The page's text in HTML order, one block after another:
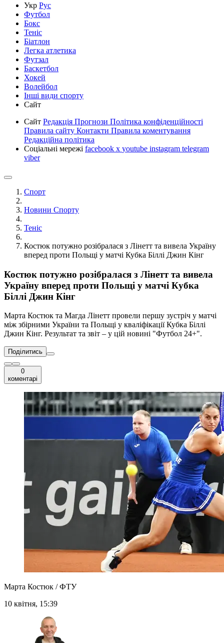
Укр Рус
Футбол
Бокс
Теніс
Біатлон
Легка атлетика
Футзал
Баскетбол
Хокей
Волейбол
Інші види спорту
Сайт
Сайт Редакція Прогнози Політика конфіденційності
Правила сайту Контакти Правила коментування
Редакційна політика
Соціальні мережі facebook x youtube instagram telegram
viber
Спорт
Новини Спорту
Теніс
Костюк потужно розібралася з Лінетт та вивела Україну
вперед проти Польщі у матчі Кубка Біллі Джин Кінг
Костюк потужно розібралася з Лінетт та вивела
Україну вперед проти Польщі у матчі Кубка
Біллі Джин Кінг
Марта Костюк та Магда Лінетт провели першу зустріч у матчі
між збірними України та Польщі у кваліфікації Кубка Біллі
Джин Кінг. Результат та звіт – у цій новині "Футбол 24+".
Поділитись
0
коментарі
Марта Костюк / ФТУ
10 квітня, 15:39